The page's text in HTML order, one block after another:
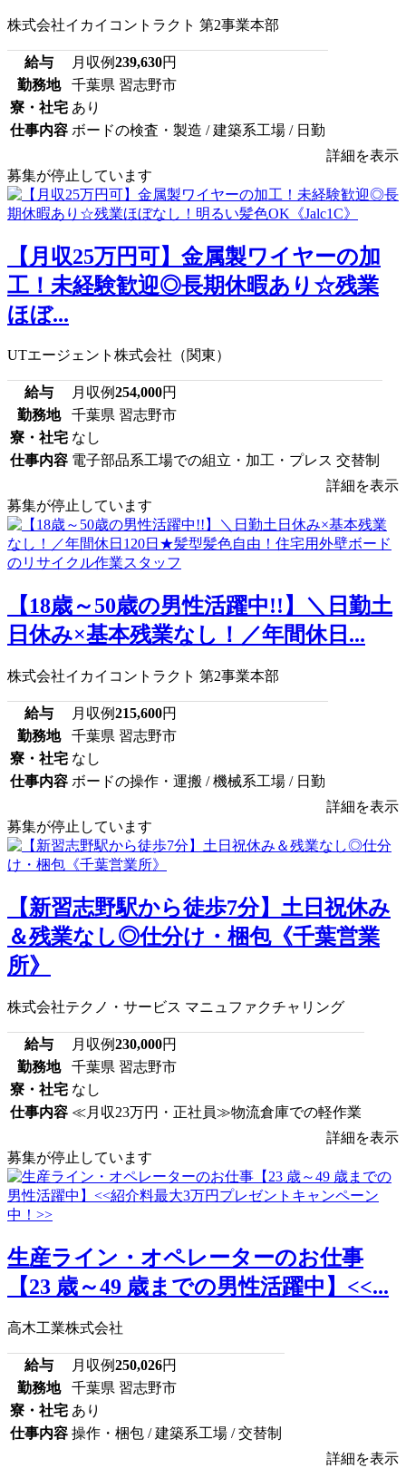
株式会社イカイコントラクト 第2事業本部
給与 月収例239,630円
勤務地
千葉県 習志野市
寮・社宅 あり
仕事内容 ボードの検査・製造 / 建築系工場 / 日勤
詳細を表示
募集が停止しています
【月収25万円可】金属製ワイヤーの加
工！未経験歓迎◎長期休暇あり☆残業
ほぼ...
UTエージェント株式会社（関東）
給与 月収例254,000円
勤務地
千葉県 習志野市
寮・社宅 なし
仕事内容 電子部品系工場での組立・加工・プレス 交替制
詳細を表示
募集が停止しています
【18歳～50歳の男性活躍中!!】＼日勤土
日休み×基本残業なし！／年間休日...
株式会社イカイコントラクト 第2事業本部
給与 月収例215,600円
勤務地
千葉県 習志野市
寮・社宅 なし
仕事内容 ボードの操作・運搬 / 機械系工場 / 日勤
詳細を表示
募集が停止しています
【新習志野駅から徒歩7分】土日祝休み
＆残業なし◎仕分け・梱包《千葉営業
所》
株式会社テクノ・サービス マニュファクチャリング
給与 月収例230,000円
勤務地
千葉県 習志野市
寮・社宅 なし
仕事内容 ≪月収23万円・正社員≫物流倉庫での軽作業
詳細を表示
募集が停止しています
生産ライン・オペレーターのお仕事
【23 歳～49 歳までの男性活躍中】<<...
高木工業株式会社
給与 月収例250,026円
勤務地
千葉県 習志野市
寮・社宅 あり
仕事内容 操作・梱包 / 建築系工場 / 交替制
詳細を表示